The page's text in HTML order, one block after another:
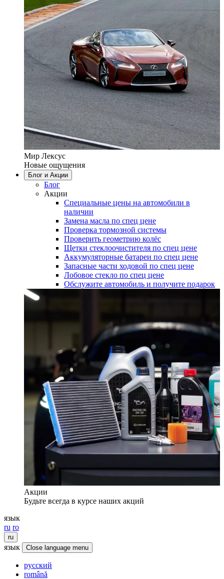
Мир Лексус
Новые ощущения
Блог и Акции
Блог
Акции
Специальные цены на автомобили в
наличии
Замена масла по спец цене
Проверка тормозной системы
Проверить геометрию колёс
Щетки стеклоочистителя по спец цене
Аккумуляторные батареи по спец цене
Запасные части ходовой по спец цене
Лобовое стекло по спец цене
Обслужите автомобиль и получите подарок
Акции
Будьте всегда в курсе наших акций
язык
ru ro
ru
язык Close language menu
русский
română